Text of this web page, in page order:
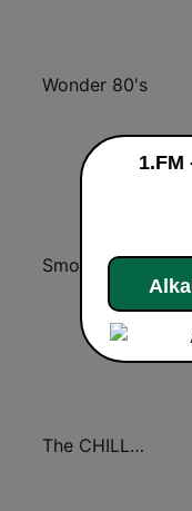
Wonder 80's
Smooth Chill
The CHILLx Lounge